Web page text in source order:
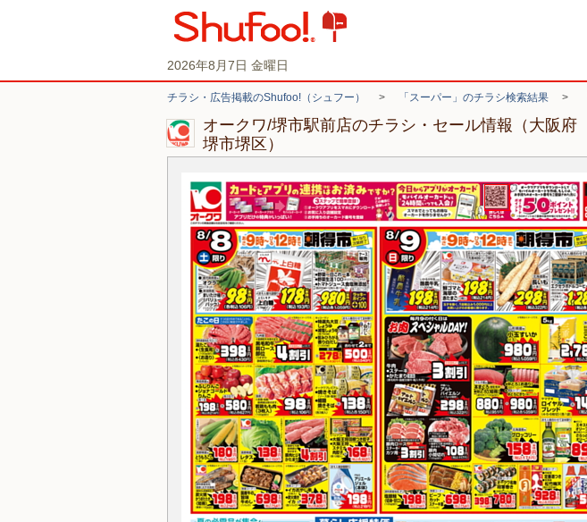
2026年8月7日 金曜日
チラシ・広告掲載のShufoo!（シュフー） > 「スーパー」のチラシ検索結果 >
オークワ/堺市駅前店のチラシ・セール情報（大阪府
堺市堺区）